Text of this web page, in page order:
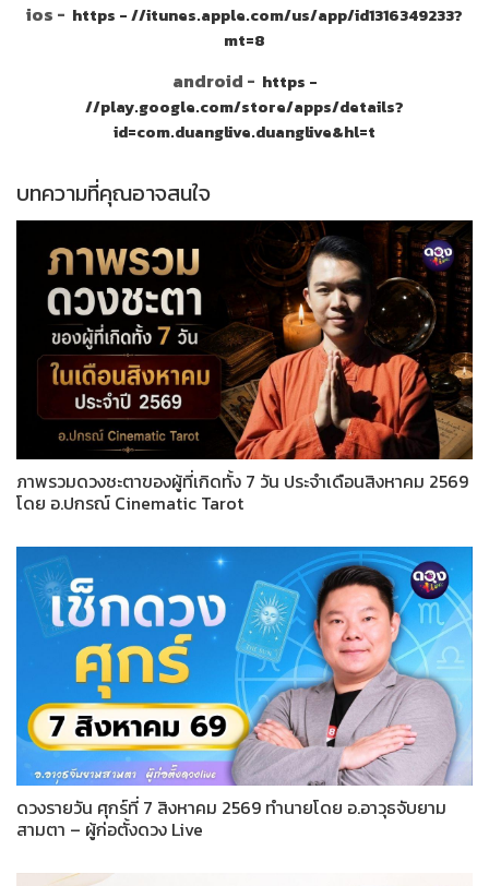
ios - https - //itunes.apple.com/us/app/id1316349233?
mt=8
android - https -
//play.google.com/store/apps/details?
id=com.duanglive.duanglive&hl=t
บทความที่คุณอาจสนใจ
ภาพรวมดวงชะตาของผู้ที่เกิดทั้ง 7 วัน ประจำเดือนสิงหาคม 2569
โดย อ.ปกรณ์ Cinematic Tarot
ดวงรายวัน ศุกร์ที่ 7 สิงหาคม 2569 ทำนายโดย อ.อาวุธจับยาม
สามตา – ผู้ก่อตั้งดวง Live